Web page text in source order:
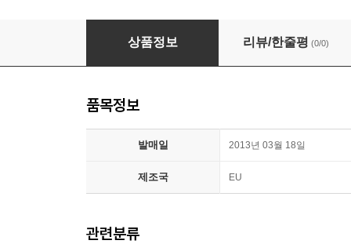
Wilhelm Kempff 빌헬름 켐프 DG 스튜디오
상품정보 리뷰/한줄평 (0/0)
품목정보
발매일 2013년 03월 18일
제조국 EU
관련분류